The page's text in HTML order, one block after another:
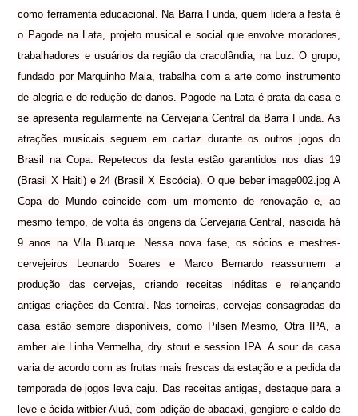
como ferramenta educacional. Na Barra Funda, quem lidera a festa é
o Pagode na Lata, projeto musical e social que envolve moradores,
trabalhadores e usuários da região da cracolândia, na Luz. O grupo,
fundado por Marquinho Maia, trabalha com a arte como instrumento
de alegria e de redução de danos. Pagode na Lata é prata da casa e
se apresenta regularmente na Cervejaria Central da Barra Funda. As
atrações musicais seguem em cartaz durante os outros jogos do
Brasil na Copa. Repetecos da festa estão garantidos nos dias 19
(Brasil X Haiti) e 24 (Brasil X Escócia). O que beber image002.jpg A
Copa do Mundo coincide com um momento de renovação e, ao
mesmo tempo, de volta às origens da Cervejaria Central, nascida há
9 anos na Vila Buarque. Nessa nova fase, os sócios e mestres-
cervejeiros Leonardo Soares e Marco Bernardo reassumem a
produção das cervejas, criando receitas inéditas e relançando
antigas criações da Central. Nas torneiras, cervejas consagradas da
casa estão sempre disponíveis, como Pilsen Mesmo, Otra IPA, a
amber ale Linha Vermelha, dry stout e session IPA. A sour da casa
varia de acordo com as frutas mais frescas da estação e a pedida da
temporada de jogos leva caju. Das receitas antigas, destaque para a
leve e ácida witbier Aluá, com adição de abacaxi, gengibre e caldo de